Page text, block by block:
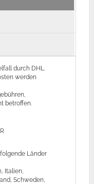
durch DHL.
werden
betroffen.
Länder
Italien,
Schweden,